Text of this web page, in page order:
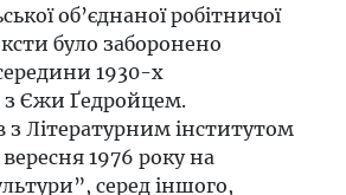
об’єднаної робітничої
було заборонено
1930-х
Єжи Ґедройцем.
з Літературним інститутом
1976 року на
серед іншого,